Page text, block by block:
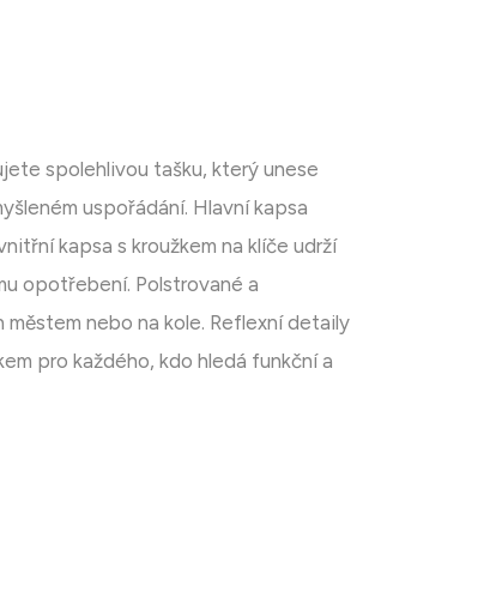
spolehlivou tašku, který unese
uspořádání. Hlavní kapsa
kapsa s kroužkem na klíče udrží
opotřebení. Polstrované a
nebo na kole. Reflexní detaily
pro každého, kdo hledá funkční a